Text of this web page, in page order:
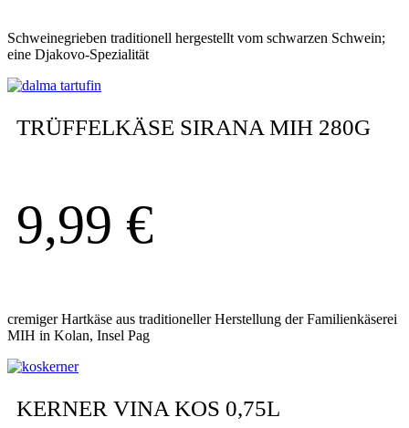
Schweinegrieben traditionell hergestellt vom schwarzen Schwein;
eine Djakovo-Spezialität
TRÜFFELKÄSE SIRANA MIH 280G
9,99 €
cremiger Hartkäse aus traditioneller Herstellung der Familienkäserei
MIH in Kolan, Insel Pag
KERNER VINA KOS 0,75L